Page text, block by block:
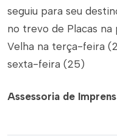
seguiu para seu
no trevo de Placas na
Velha na terça-feira
sexta-feira (25)
Assessoria de